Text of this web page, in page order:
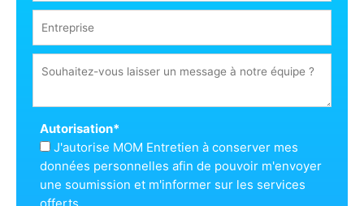
Autorisation*
J'autorise MOM Entretien à conserver mes
données personnelles afin de pouvoir m'envoyer
une soumission et m'informer sur les services